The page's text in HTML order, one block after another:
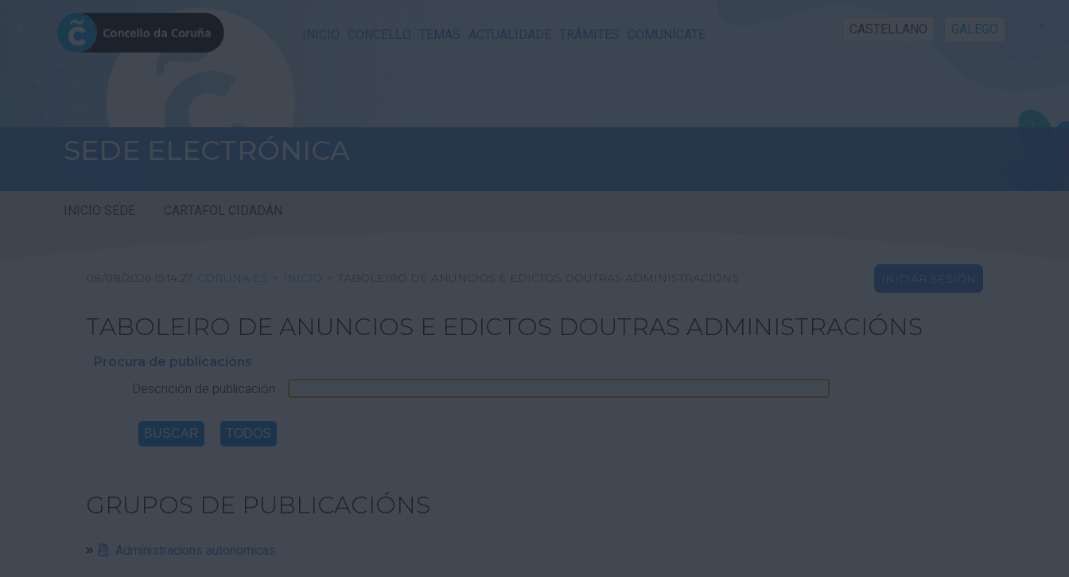
INICIO CONCELLO TEMAS ACTUALIDADE TRÁMITES COMUNÍCATE CASTELLANO GALEGO
SEDE ELECTRÓNICA
INICIO SEDE CARTAFOL CIDADÁN
08/08/2026 15:14:27 CORUNA.ES > INICIO > TABOLEIRO DE ANUNCIOS E EDICTOS DOUTRAS ADMINISTRACIÓNS INICIAR SESIÓN
TABOLEIRO DE ANUNCIOS E EDICTOS DOUTRAS ADMINISTRACIÓNS
Procura de publicacións
Descrición de publicación
GRUPOS DE PUBLICACIÓNS
Administracions autonomicas